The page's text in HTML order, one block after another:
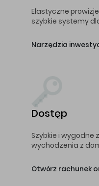
Elastyczne
szybkie systemy
Narzędzia
Dostęp
Szybkie i wygodne
wychodzenia z
Otwórz rachunek